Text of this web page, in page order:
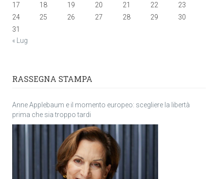
17
18 19 20 21 22
23
24
25 26 27 28 29
30
31
« Lug
RASSEGNA STAMPA
Anne Applebaum e il momento europeo: scegliere la libertà
prima che sia troppo tardi